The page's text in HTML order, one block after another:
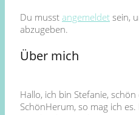
Du musst angemeldet sein,
abzugeben.
Über mich
Hallo, ich bin Stefanie,
SchönHerum, so mag ich es.